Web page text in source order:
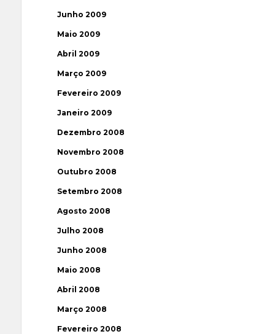
Junho 2009
Maio 2009
Abril 2009
Março 2009
Fevereiro 2009
Janeiro 2009
Dezembro 2008
Novembro 2008
Outubro 2008
Setembro 2008
Agosto 2008
Julho 2008
Junho 2008
Maio 2008
Abril 2008
Março 2008
Fevereiro 2008